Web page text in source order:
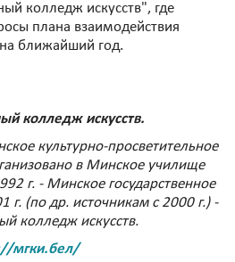
колледж искусств", где
плана взаимодействия
ближайший год.
колледж искусств.
культурно-просветительное
в Минское училище
г. - Минское государственное
г. (по др. источникам с 2000 г.) -
колледж искусств.
мгки.бел/